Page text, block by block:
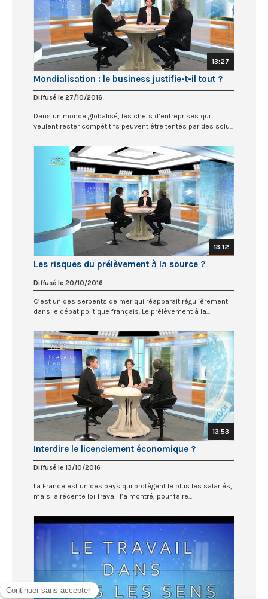
13:27
Mondialisation : le business justifie-t-il tout ?
Diffusé le 27/10/2016
Dans un monde globalisé, les chefs d’entreprises qui
veulent rester compétitifs peuvent être tentés par des solu...
13:12
Les risques du prélèvement à la source ?
Diffusé le 20/10/2016
C’est un des serpents de mer qui réapparait régulièrement
dans le débat politique français. Le prélèvement à la...
13:53
Interdire le licenciement économique ?
Diffusé le 13/10/2016
La France est un des pays qui protègent le plus les salariés,
mais la récente loi Travail l’a montré, pour faire...